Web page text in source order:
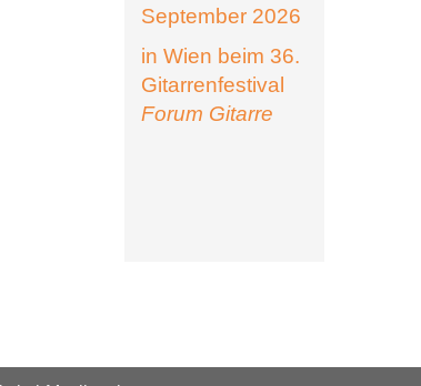
September 2026
in Wien beim 36.
Gitarrenfestival
Forum Gitarre